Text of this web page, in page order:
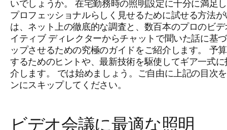
いでしょうか。 在宅勤務時の照明設定に十分に満足
プロフェッショナルらしく見せるために試せる方法
は、ネット上の徹底的な調査と、 数百本のプロのビ
イティブ ディレクターからチャットで聞いた話に基
ップさせるための究極のガイドをご紹介します。 予
するためのヒントや、最新技術を駆使してギア一式
介します。 では始めましょう。ご自由に上記の目次
ンにスキップしてください。
ビデオ会議に最適な照明